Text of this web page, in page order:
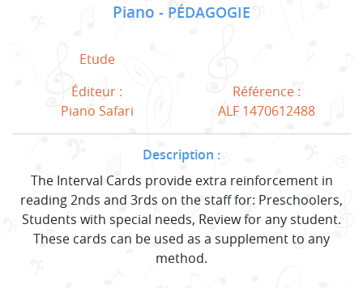
Piano PÉDAGOGIE
Etude
Éditeur :
Piano Safari
Référence :
ALF 1470612488
Description :
The Interval Cards provide extra reinforcement in
reading 2nds and 3rds on the staff for: Preschoolers,
Students with special needs, Review for any student.
These cards can be used as a supplement to any
method.